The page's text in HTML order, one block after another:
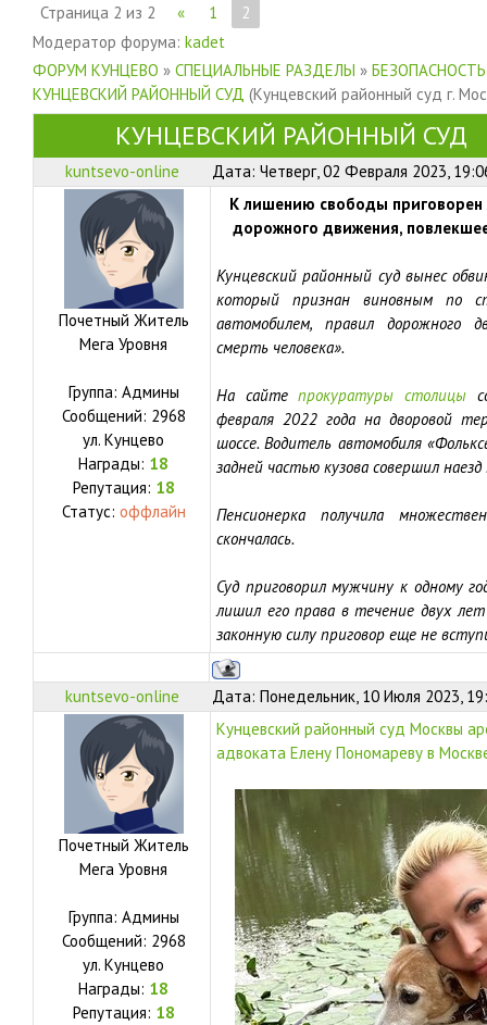
Страница 2 из 2 « 1
2
Модератор форума: kadet
ФОРУМ КУНЦЕВО » СПЕЦИАЛЬНЫЕ РАЗДЕЛЫ »
КУНЦЕВСКИЙ РАЙОННЫЙ СУД (Кунцевский районный суд г.
КУНЦЕВСКИЙ РАЙОННЫЙ СУД
kuntsevo-online Дата: Четверг, 02 Февраля 2023,
Почетный Житель
Мега Уровня
Группа: Админы
Сообщений: 2968
ул. Кунцево
Награды: 18
Репутация: 18
Статус: оффлайн
К лишению свободы приговорен
дорожного движения,
Кунцевский районный суд вынес
который признан виновным по
автомобилем, правил дорожного
смерть человека».
На сайтепрокуратуры столицы
февраля 2022 года на дворовой
шоссе. Водитель автомобиля
задней частью кузова совершил
Пенсионерка получила
скончалась.
Суд приговорил мужчину к одному
лишил его права в течение двух
законную силу приговор еще не
kuntsevo-online Дата: Понедельник, 10 Июля 2023,
Почетный Житель
Мега Уровня
Группа: Админы
Сообщений: 2968
ул. Кунцево
Награды: 18
Репутация: 18
Кунцевский районный суд Москвы
адвоката Елену Пономареву в